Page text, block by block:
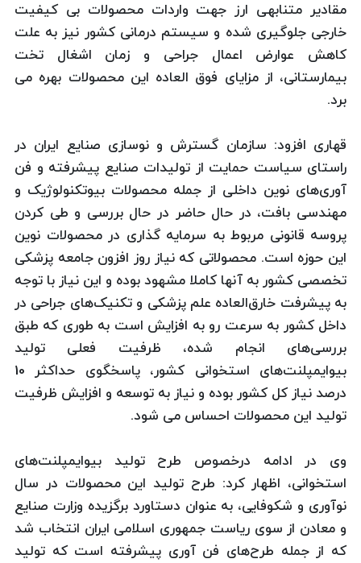
مقادیر متنابهی ارز جهت واردات محصولات بی کیفیت
خارجی جلوگیری شده و سیستم درمانی کشور نیز به علت
کاهش عوارض اعمال جراحی و زمان اشغال تخت
بیمارستانی، از مزایای فوق العاده این محصولات بهره می
برد.
قهاری افزود: سازمان گسترش و نوسازی صنایع ایران در
راستای سیاست حمایت از تولیدات صنایع پیشرفته و فن
آوری‌های نوین داخلی از جمله محصولات بیوتکنولوژیک و
مهندسی بافت، در حال حاضر در حال بررسی و طی کردن
پروسه قانونی مربوط به سرمایه گذاری در محصولات نوین
این حوزه است. محصولاتی که نیاز روز افزون جامعه پزشکی
تخصصی کشور به آنها کاملا مشهود بوده و این نیاز با توجه
به پیشرفت خارق‌العاده علم پزشکی و تکنیک‌های جراحی در
داخل کشور به سرعت رو به افزایش است به طوری که طبق
بررسی‌های انجام شده، ظرفیت فعلی تولید
بیوایمپلنت‌های استخوانی کشور، پاسخگوی حداکثر 10
درصد نیاز کل کشور بوده و نیاز به توسعه و افزایش ظرفیت
تولید این محصولات احساس می شود.
وی در ادامه درخصوص طرح تولید بیوایمپلنت‌های
استخوانی،‌ اظهار كرد: طرح تولید این محصولات در سال
نوآوری و شكوفایی، به عنوان دستاورد برگزیده وزارت صنایع
و معادن از سوی ریاست جمهوری اسلامی ایران انتخاب شد
كه از جمله طرح‌های فن آوری پیشرفته است كه تولید